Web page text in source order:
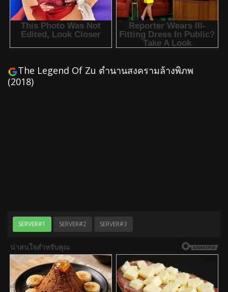
The Legend Of Zu ตำนานสงครามล้างพิภพ
(2018)
SERVER#1 SERVER#2 SERVER#3